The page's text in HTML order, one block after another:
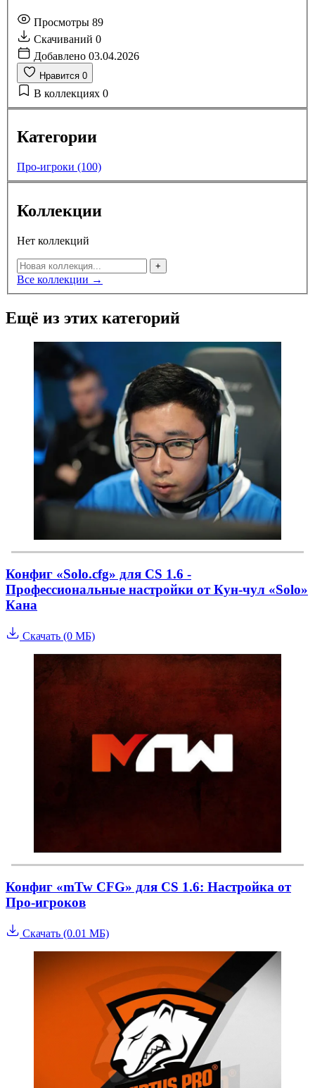
Просмотры 89
Скачиваний 0
Добавлено 03.04.2026
Нравится 0
В коллекциях 0
Категории
Про-игроки (100)
Коллекции
Нет коллекций
+
Все коллекции →
Ещё из этих категорий
Конфиг «Solo.cfg» для CS 1.6 -
Профессиональные настройки от Кун-чул «Solo»
Кана
Скачать (0 МБ)
Конфиг «mTw CFG» для CS 1.6: Настройка от
Про-игроков
Скачать (0.01 МБ)